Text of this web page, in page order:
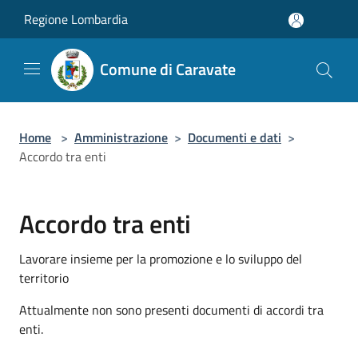
Regione Lombardia
Comune di Caravate
Home > Amministrazione > Documenti e dati >
Accordo tra enti
Accordo tra enti
Lavorare insieme per la promozione e lo sviluppo del
territorio
Attualmente non sono presenti documenti di accordi tra
enti.